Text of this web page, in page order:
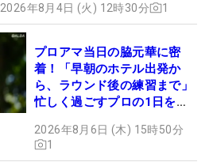
2026年8月4日 (火) 12時30分 1
プロアマ当日の脇元華に密
着！「早朝のホテル出発か
ら、ラウンド後の練習まで」
忙しく過ごすプロの1日を公
2026年8月6日 (木) 15時50分
1